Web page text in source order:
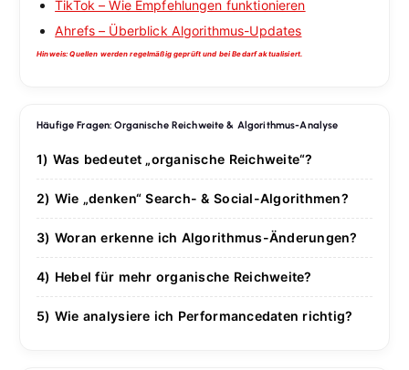
TikTok – Wie Empfehlungen funktionieren
Ahrefs – Überblick Algorithmus-Updates
Hinweis: Quellen werden regelmäßig geprüft und bei Bedarf aktualisiert.
Häufige Fragen: Organische Reichweite & Algorithmus-Analyse
1) Was bedeutet „organische Reichweite“?
Relevanzsignale wie Qualität, Nutzerzufriedenheit,
Interaktionen, Watch Time und thematische Autorität.
2) Wie „denken“ Search- & Social-Algorithmen?
Sie gewichten Nutzer- und Inhaltssignale: Intent-
Match, E-E-A-T/Autorität, Engagement-Rate, Watch
Personalisierungssignale.
3) Woran erkenne ich Algorithmus-Änderungen?
Wechsel, Anstieg „Entdeckt“-Anteile, veränderte
Annotations, Logfiles & Branchenberichte.
4) Hebel für mehr organische Reichweite?
Qualität & Originalität, technische Sauberkeit (CWV),
5) Wie analysiere ich Performancedaten richtig?